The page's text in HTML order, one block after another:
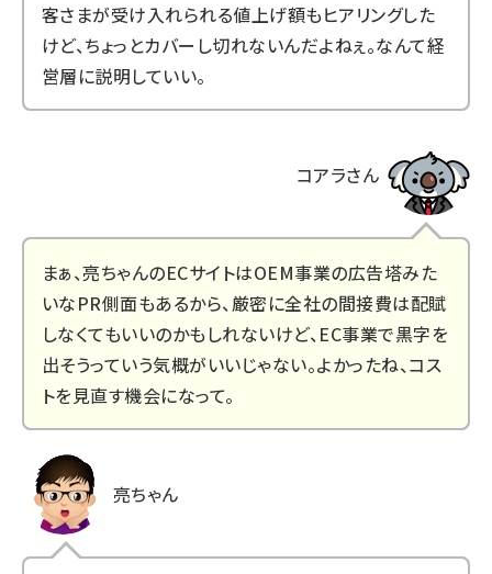
客さまが受け入れられる値上げ額もヒアリングした
けど、ちょっとカバーし切れないんだよねぇ。なんて経
営層に説明していい。
コアラさん
まぁ、亮ちゃんのECサイトはOEM事業の広告塔みた
いなPR側面もあるから、厳密に全社の間接費は配賦
しなくてもいいのかもしれないけど、EC事業で黒字を
出そうっていう気概がいいじゃない。よかったね、コス
トを見直す機会になって。
亮ちゃん